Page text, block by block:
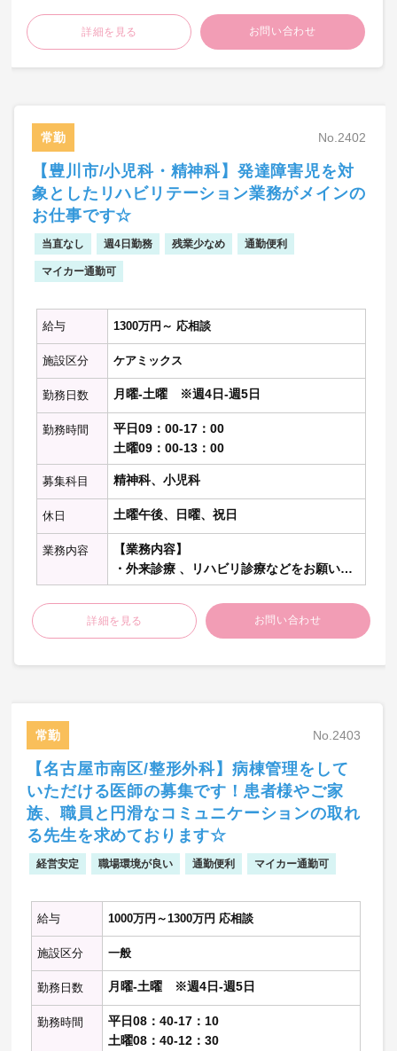
【外来診療】
7割程度、回復期で3割程度)
【訪問診療】
療、各医師のローテーション)
※有料老人ホーム：30人くらい/1回で15人
程度対応、特別養護老人ホーム：150人くら
※看護師帯同
【救急対応】
・2-6台程度/月
※詳しいお仕事内容につきましてはご相談
の上決定いたします
詳細を見る お問い合わせ
常勤 No.2402
【豊川市/小児科・精神科】発達障害児を対
象としたリハビリテーション業務がメインの
お仕事です☆
当直なし 週4日勤務 残業少なめ 通勤便利
マイカー通勤可
給与 1300万円～ 応相談
施設区分 ケアミックス
勤務日数 月曜-土曜 ※週4日-週5日
勤務時間
平日09：00-17：00
土曜09：00-13：00
募集科目 精神科、小児科
休日 土曜午後、日曜、祝日
業務内容
【業務内容】
・外来診療 、リハビリ診療などをお願いい
たします。
【外来診療】
・再診枠：13名(20分×13名)
(診察コマの合間にリハ診察あり：午前2
回、午後3回)
【一日の患者数】
(平均)児童精神科診察14名＋リハ診察35名
＝合計49名（うち1名が初診）
の上決定いたします
詳細を見る お問い合わせ
常勤 No.2403
【名古屋市南区/整形外科】病棟管理をして
いただける医師の募集です！患者様やご家
族、職員と円滑なコミュニケーションの取れ
る先生を求めております☆
経営安定 職場環境が良い 通勤便利 マイカー通勤可
給与 1000万円～1300万円 応相談
施設区分 一般
勤務日数 月曜-土曜 ※週4日-週5日
勤務時間
平日08：40-17：10
土曜08：40-12：30